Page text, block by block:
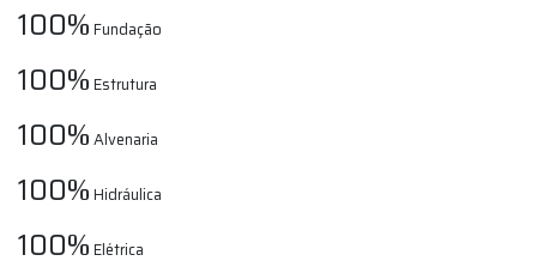
100%Fundação
100%Estrutura
100%Alvenaria
100%Hidráulica
100%Elétrica